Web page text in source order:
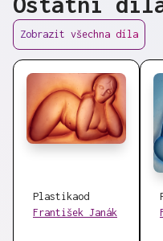
Zobrazit všechna díla
Plastikaod
František Janák